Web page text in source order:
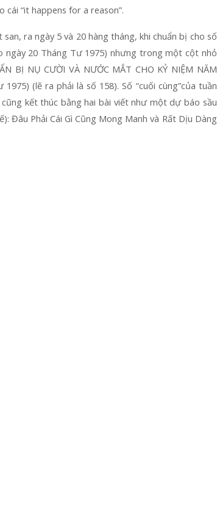
cái “it happens for a reason”.
ra ngày 5 và 20 hàng tháng, khi chuẩn bị cho số
ngày 20 Tháng Tư 1975) nhưng trong một cột nhỏ
NỤ CƯỜI VÀ NƯỚC MẮT CHO KỶ NIỆM NĂM
(lẽ ra phải là số 158). Số “cuối cùng”của tuần
kết thúc bằng hai bài viết như một dự báo sầu
Đâu Phải Cái Gì Cũng Mong Manh và Rất Dịu Dàng